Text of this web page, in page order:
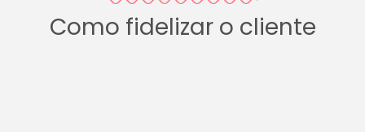
Como fidelizar o cliente